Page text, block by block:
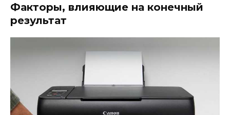
Факторы, влияющие на конечный
результат